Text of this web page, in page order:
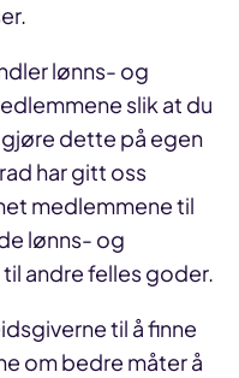
lønns- og
slik at du
dette på egen
har gitt oss
medlemmene til
lønns- og
andre felles goder.
til å finne
om bedre måter å